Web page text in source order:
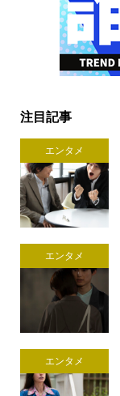
注目記事
エンタメ
エンタメ
エンタメ